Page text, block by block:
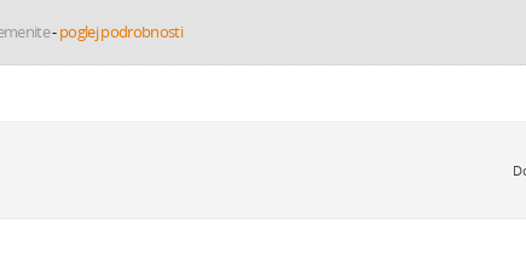
-poglej podrobnosti